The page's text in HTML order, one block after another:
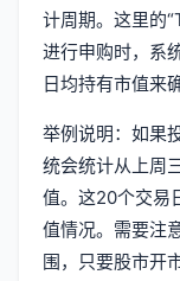
计周期。这里的
进行申购时，系
日均持有市值来
举例说明：如果
统会统计从上周
值。这20个交易
值情况。需要注
围，只要股市开